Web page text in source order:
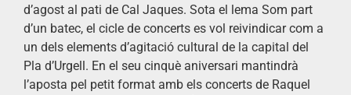
d’agost al pati de Cal Jaques. Sota el lema Som part
d’un batec, el cicle de concerts es vol reivindicar com a
un dels elements d’agitació cultural de la capital del
Pla d’Urgell. En el seu cinquè aniversari mantindrà
l’aposta pel petit format amb els concerts de Raquel